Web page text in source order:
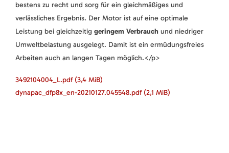
bestens zu recht und sorg für ein gleichmäßiges und
verlässliches Ergebnis. Der Motor ist auf eine optimale
Leistung bei gleichzeitig geringem Verbrauch und niedriger
Umweltbelastung ausgelegt. Damit ist ein ermüdungsfreies
Arbeiten auch an langen Tagen möglich.</p>
3492104004_L.pdf (3,4 MiB)
dynapac_dfp8x_en-20210127.045548.pdf (2,1 MiB)